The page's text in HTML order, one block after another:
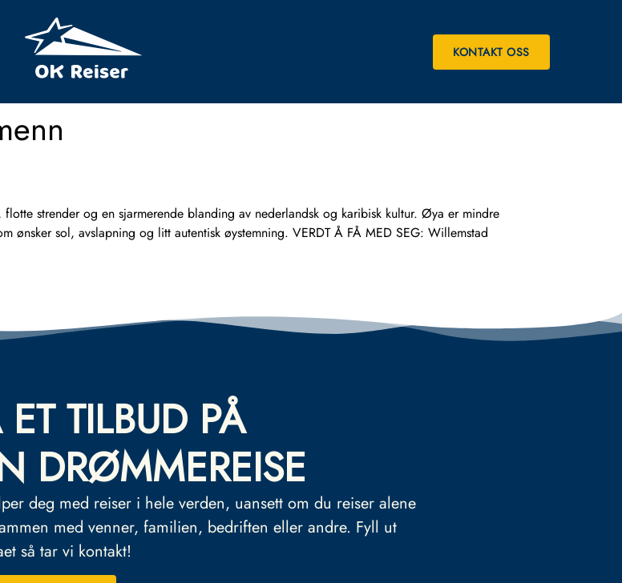
KONTAKT OSS
strender og en sjarmerende blanding av nederlandsk og karibisk kultur. Øya er mindre
ønsker sol, avslapning og litt autentisk øystemning. VERDT Å FÅ MED SEG: Willemstad
ET TILBUD PÅ
DRØMMEREISE
deg med reiser i hele verden, uansett om du reiser alene
med venner, familien, bedriften eller andre. Fyll ut
så tar vi kontakt!